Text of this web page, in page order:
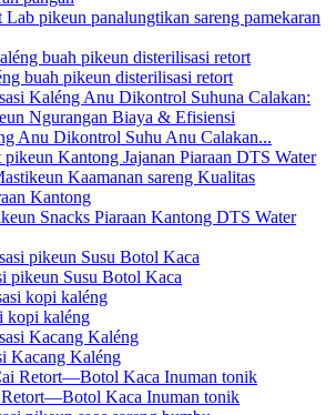
Lab pikeun panalungtikan sareng pamekaran
buah pikeun disterilisasi retort
Anu Dikontrol Suhu Anu Calakan...
Snacks Piaraan Kantong DTS Water
pikeun Susu Botol Kaca
kopi kaléng
Kacang Kaléng
Retort—Botol Kaca Inuman tonik